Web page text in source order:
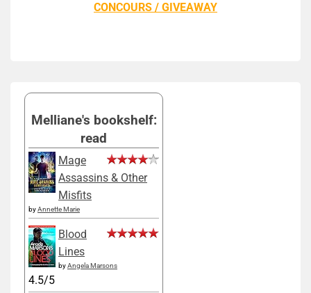
CONCOURS / GIVEAWAY
Melliane's bookshelf:
read
Mage
Assassins & Other
Misfits
byAnnette Marie
Blood
Lines
byAngela Marsons
4.5/5